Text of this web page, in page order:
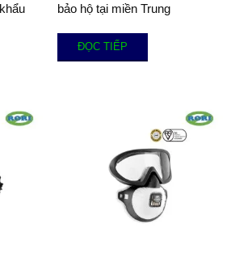
bảo hộ tại miền Trung
ĐỌC TIẾP